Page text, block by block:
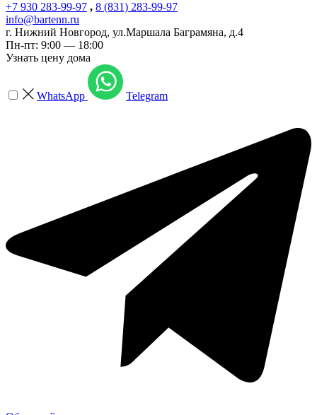
+7 930 283-99-97 , 8 (831) 283-99-97
info@bartenn.ru
г. Нижний Новгород, ул.Маршала Баграмяна, д.4
Пн-пт: 9:00 — 18:00
Узнать цену дома
WhatsApp Telegram